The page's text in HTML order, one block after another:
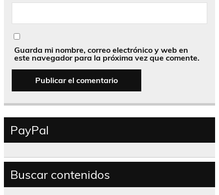
Guarda mi nombre, correo electrónico y web en
este navegador para la próxima vez que comente.
PayPal
Buscar contenidos